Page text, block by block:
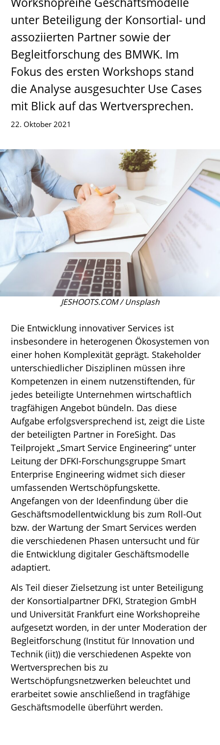
unter Beteiligung der Konsortial- und
assoziierten Partner sowie der
Begleitforschung des BMWK. Im
Fokus des ersten Workshops stand
die Analyse ausgesuchter Use Cases
mit Blick auf das Wertversprechen.
22. Oktober 2021
JESHOOTS.COM / Unsplash
Die Entwicklung innovativer Services ist
insbesondere in heterogenen Ökosystemen von
einer hohen Komplexität geprägt. Stakeholder
unterschiedlicher Disziplinen müssen ihre
Kompetenzen in einem nutzenstiftenden, für
jedes beteiligte Unternehmen wirtschaftlich
tragfähigen Angebot bündeln. Das diese
Aufgabe erfolgsversprechend ist, zeigt die Liste
der beteiligten Partner in ForeSight. Das
Teilprojekt „Smart Service Engineering“ unter
Leitung der DFKI-Forschungsgruppe Smart
Enterprise Engineering widmet sich dieser
umfassenden Wertschöpfungskette.
Angefangen von der Ideenfindung über die
Geschäftsmodellentwicklung bis zum Roll-Out
bzw. der Wartung der Smart Services werden
die verschiedenen Phasen untersucht und für
die Entwicklung digitaler Geschäftsmodelle
adaptiert.
Als Teil dieser Zielsetzung ist unter Beteiligung
der Konsortialpartner DFKI, Strategion GmbH
und Universität Frankfurt eine Workshopreihe
aufgesetzt worden, in der unter Moderation der
Begleitforschung (Institut für Innovation und
Technik (iit)) die verschiedenen Aspekte von
Wertversprechen bis zu
Wertschöpfungsnetzwerken beleuchtet und
erarbeitet sowie anschließend in tragfähige
Geschäftsmodelle überführt werden.